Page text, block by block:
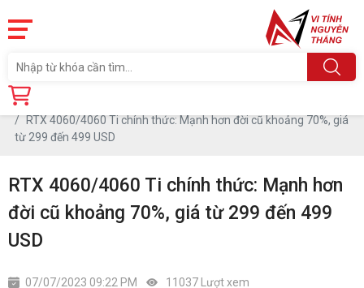
Trang chủ
RTX 4060/4060 Ti chính thức: Mạnh hơn đời cũ khoảng 70%, giá
từ 299 đến 499 USD
RTX 4060/4060 Ti chính thức: Mạnh hơn
đời cũ khoảng 70%, giá từ 299 đến 499
USD
07/07/2023 09:22 PM 11037 Lượt xem